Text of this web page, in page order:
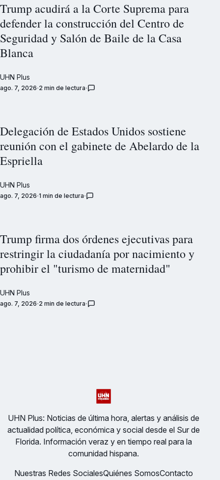
Trump acudirá a la Corte Suprema para
defender la construcción del Centro de
Seguridad y Salón de Baile de la Casa
Blanca
UHN Plus
ago. 7, 2026 2 min de lectura
Delegación de Estados Unidos sostiene
reunión con el gabinete de Abelardo de la
Espriella
UHN Plus
ago. 7, 2026 1 min de lectura
Trump firma dos órdenes ejecutivas para
restringir la ciudadanía por nacimiento y
prohibir el "turismo de maternidad"
UHN Plus
ago. 7, 2026 2 min de lectura
UHN Plus: Noticias de última hora, alertas y análisis de
actualidad política, económica y social desde el Sur de
Florida. Información veraz y en tiempo real para la
comunidad hispana.
Nuestras Redes SocialesQuiénes SomosContacto